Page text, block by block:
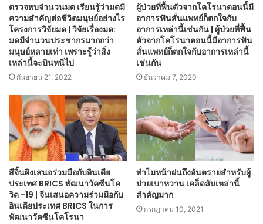
ตรวจพบจำนวนมด เรียนรู้ว่ามดมี
ความสำคัญต่อชีวิตมนุษย์อย่างไร
โครงการวิจัยมด | วิจัยเรื่องมด:
มดมีจำนวนประชากรมากกว่า
มนุษย์หลายเท่า เพราะรู้ว่าสิ่ง
เหล่านี้จะบินหนีไป
กันยายน 21, 2022
ผู้ป่วยที่ฟื้นตัวจากโคโรนาตอนนี้มี
อาการฟันสั่นแพทย์ก็ตกใจกับ
อาการเหล่านี้เช่นกัน | ผู้ป่วยที่ฟื้น
ตัวจากโคโรนาตอนนี้มีอาการฟัน
สั่นแพทย์ก็ตกใจกับอาการเหล่านี้
เช่นกัน
ธันวาคม 7, 2020
สีจิ้นผิงเสนอร่วมมือกับอินเดีย
ประเทศ BRICS พัฒนาวัคซีนโค
วิด -19 | จีนเสนอความร่วมมือกับ
อินเดียประเทศ BRICS ในการ
พัฒนาวัคซีนโคโรนา
ทำไมหน้าฝนถึงอันตรายสำหรับผู้
ป่วยเบาหวาน เคล็ดลับเหล่านี้
สำคัญมาก
กรกฎาคม 10, 2021